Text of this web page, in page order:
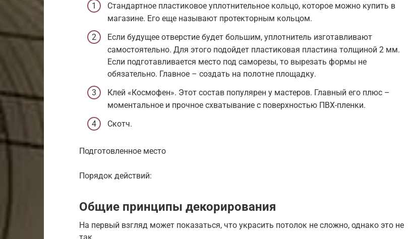
Стандартное пластиковое уплотнительное кольцо, которое можно купить в
магазине. Его еще называют протекторным кольцом.
Если будущее отверстие будет большим, уплотнитель изготавливают
самостоятельно. Для этого подойдет пластиковая пластина толщиной 2 мм.
Если подготавливается место под саморезы, то вырезать формы не
обязательно. Главное – создать на полотне площадку.
Клей «Космофен». Этот состав популярен у мастеров. Главный его плюс –
моментальное и прочное схватывание с поверхностью ПВХ-пленки.
Скотч.
Подготовленное место
Порядок действий:
Общие принципы декорирования
На первый взгляд может показаться, что украсить потолок не сложно, однако это не